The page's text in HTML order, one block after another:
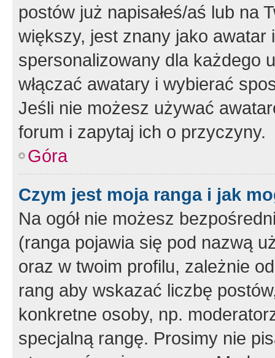
postów już napisałeś/aś lub na
większy, jest znany jako
spersonalizowany dla każdego
włączać awatary i wybierać
Jeśli nie możesz używać
forum i zapytaj ich o przyczyny.
Góra
Czym jest moja ranga i jak
Na ogół nie możesz
(ranga pojawia się pod nazwą
oraz w twoim profilu, zależnie
rang aby wskazać liczbę
konkretne osoby, np.
specjalną rangę. Prosimy nie